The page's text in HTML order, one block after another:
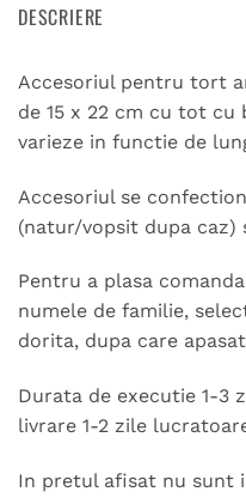
DESCRIERE
Accesoriul pentru tort
de 15 x 22 cm cu tot cu
varieze in functie de
Accesoriul se
(natur/vopsit dupa caz)
Pentru a plasa
numele de familie,
dorita, dupa care
Durata de executie 1-3
livrare 1-2 zile
In pretul afisat nu sunt